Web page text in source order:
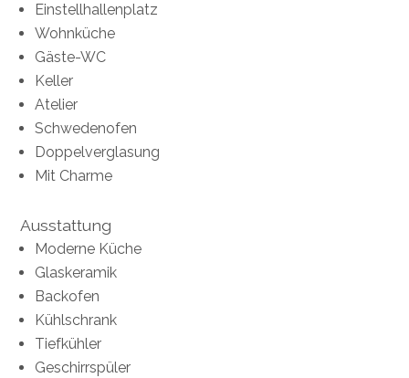
Einstellhallenplatz
Wohnküche
Gäste-WC
Keller
Atelier
Schwedenofen
Doppelverglasung
Mit Charme
Ausstattung
Moderne Küche
Glaskeramik
Backofen
Kühlschrank
Tiefkühler
Geschirrspüler